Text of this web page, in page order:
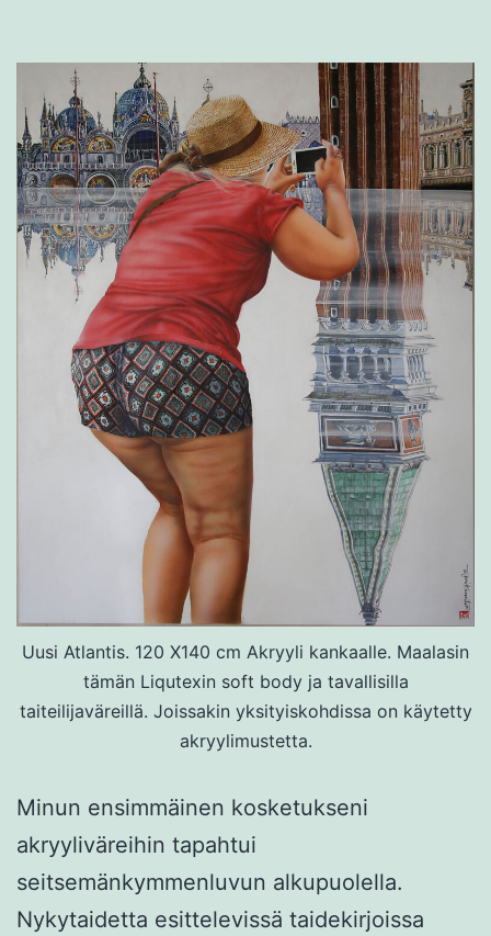
Uusi Atlantis. 120 X140 cm Akryyli kankaalle. Maalasin
tämän Liqutexin soft body ja tavallisilla
taiteilijaväreillä. Joissakin yksityiskohdissa on käytetty
akryylimustetta.
Minun ensimmäinen kosketukseni
akryyliväreihin tapahtui
seitsemänkymmenluvun alkupuolella.
Nykytaidetta esittelevissä taidekirjoissa